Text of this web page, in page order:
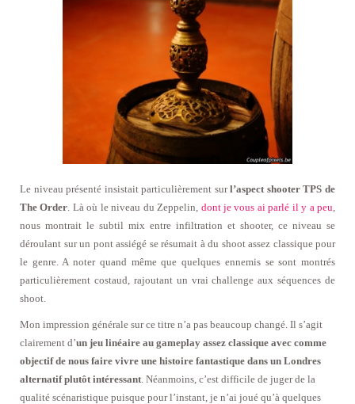
Le niveau présenté insistait particulièrement surl’aspect shooter TPS de
The Order . Là où le niveau du Zeppelin, dont je vous ai parlé il y a peu
nous montrait le subtil mix entre infiltration et shooter, ce niveau se
déroulant sur un pont assiégé se résumait à du shoot assez classique pour
le genre. A noter quand même que quelques ennemis se sont montrés
particulièrement costaud, rajoutant un vrai challenge aux séquences de
shoot.
Mon impression générale sur ce titre n’a pas beaucoup changé. Il s’agit
clairement d’un jeu linéaire au gameplay assez classique avec comme
objectif de nous faire vivre une histoire fantastique dans un Londres
alternatif plutôt intéressant . Néanmoins, c’est difficile de juger de la
qualité scénaristique puisque pour l’instant, je n’ai joué qu’à quelques